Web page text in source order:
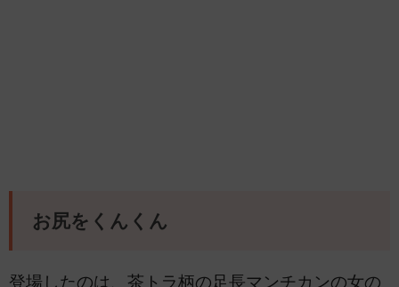
お尻をくんくん
登場したのは、茶トラ柄の足長マンチカンの女の